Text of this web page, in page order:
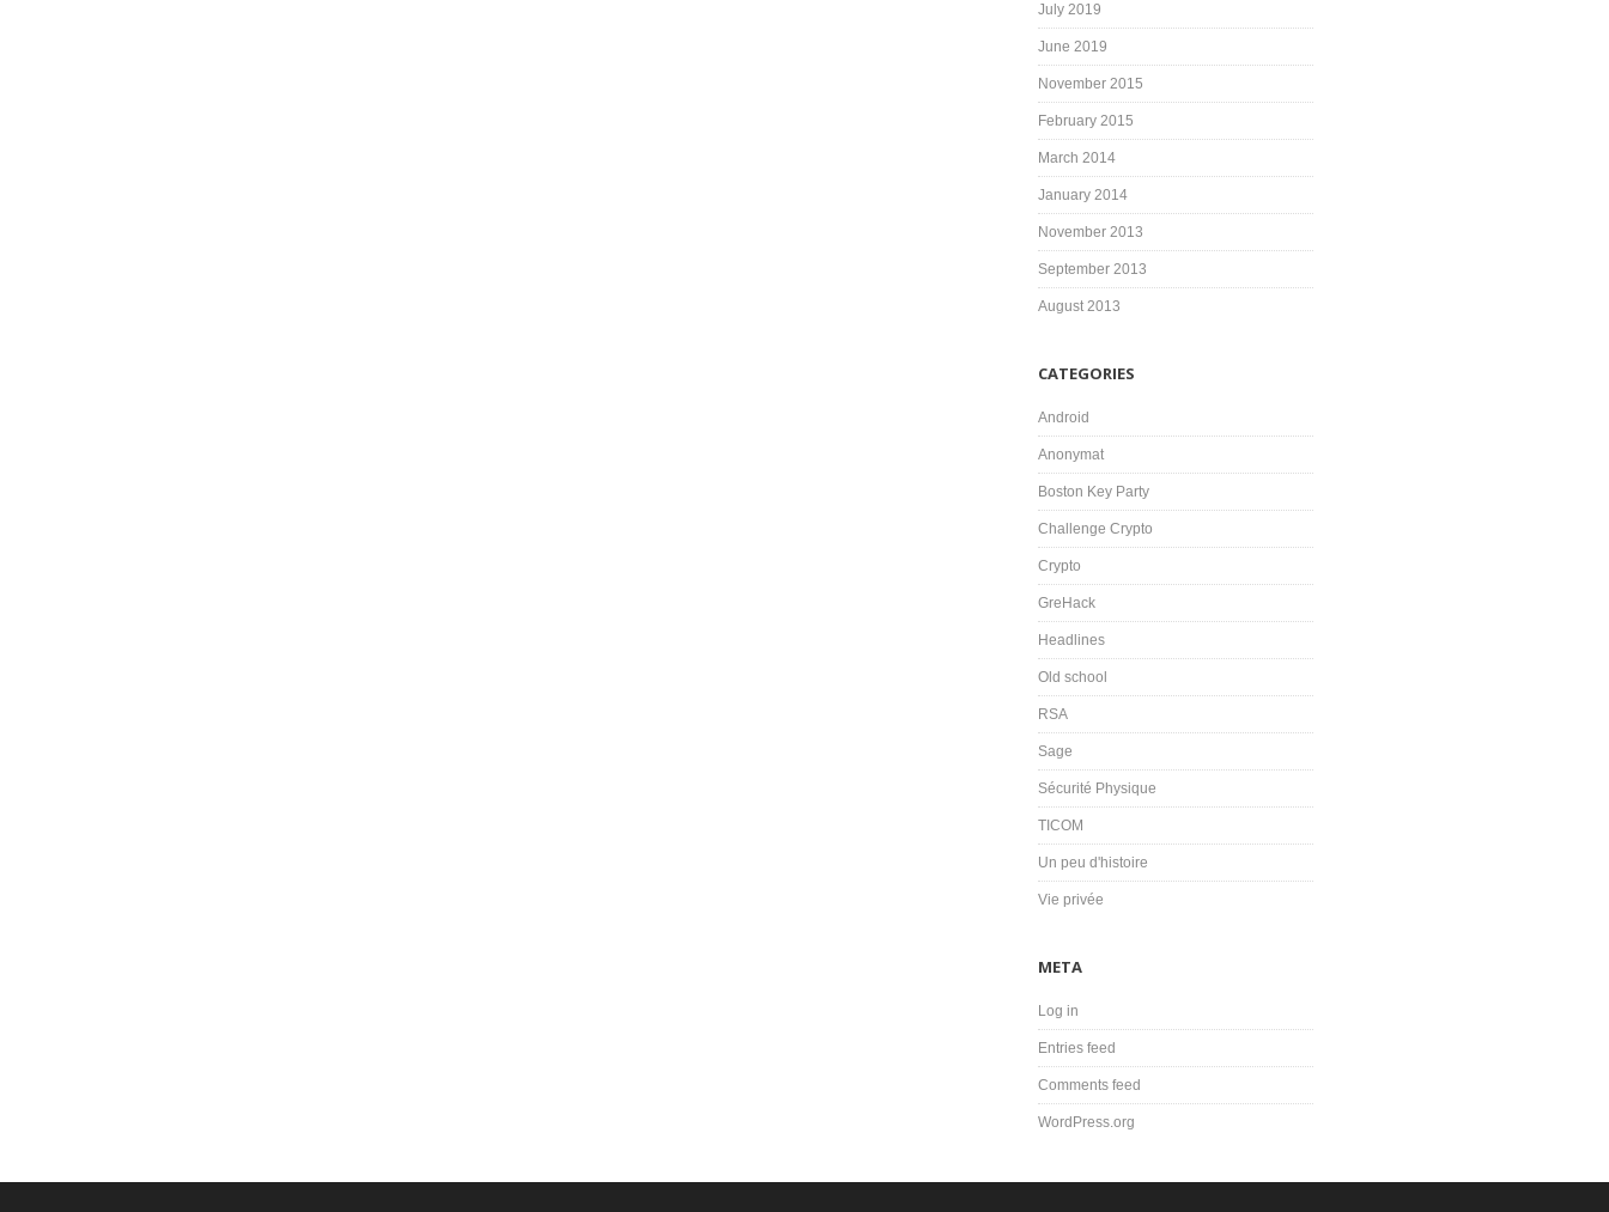
July 2019
June 2019
November 2015
February 2015
March 2014
January 2014
November 2013
September 2013
August 2013
CATEGORIES
Android
Anonymat
Boston Key Party
Challenge Crypto
Crypto
GreHack
Headlines
Old school
RSA
Sage
Sécurité Physique
TICOM
Un peu d'histoire
Vie privée
META
Log in
Entries feed
Comments feed
WordPress.org